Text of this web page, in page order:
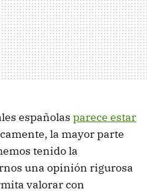
españolas parece estar
la mayor parte
tenido la
una opinión rigurosa
valorar con